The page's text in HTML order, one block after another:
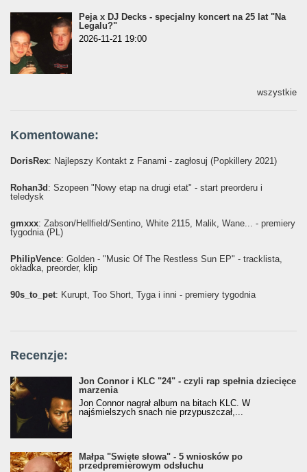
Peja x DJ Decks - specjalny koncert na 25 lat "Na
Legalu?"
2026-11-21 19:00
wszystkie
Komentowane:
DorisRex: Najlepszy Kontakt z Fanami - zagłosuj (Popkillery 2021)
Rohan3d : Szopeen "Nowy etap na drugi etat" - start preorderu i
teledysk
gmxxx: Żabson/Hellfield/Sentino, White 2115, Malik, Wane... - premiery
tygodnia (PL)
PhilipVence: Golden - "Music Of The Restless Sun EP" - tracklista,
okładka, preorder, klip
90s_to_pet: Kurupt, Too Short, Tyga i inni - premiery tygodnia
Recenzje:
Jon Connor i KLC "24" - czyli rap spełnia dziecięce
marzenia
Jon Connor nagrał album na bitach KLC. W
najśmielszych snach nie przypuszczał,...
Małpa "Święte słowa" - 5 wniosków po
przedpremierowym odsłuchu